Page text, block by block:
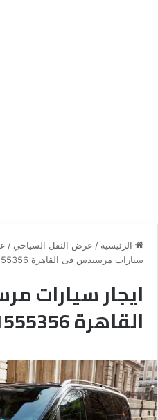
الرئيسية / عرض النقل السياحي /
سيارات مرسيدس فى القاهرة 01101555356
ايجار سيارات
القاهرة 01101555356